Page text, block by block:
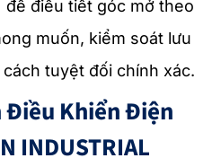
để điều tiết góc mở theo
muốn, kiểm soát lưu
tuyệt đối chính xác.
Điều Khiển Điện
INDUSTRIAL